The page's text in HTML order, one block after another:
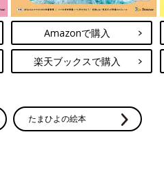
Amazonで購入
楽天ブックスで購入
たまひよの絵本